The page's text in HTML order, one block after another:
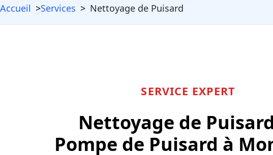
Accueil Services Nettoyage de Puisard
SERVICE EXPERT
Nettoyage de
Pompe de Puisard à